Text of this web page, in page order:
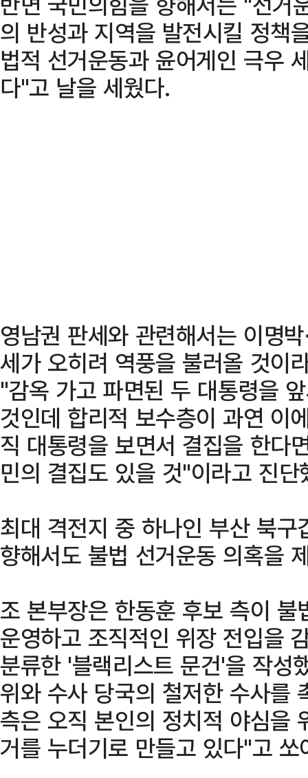
의 반성과 지역을 발전시킬 정책
법적 선거운동과 윤어게인 극우
다"고 날을 세웠다.
영남권 판세와 관련해서는 이명
세가 오히려 역풍을 불러올 것이
"감옥 가고 파면된 두 대통령을
것인데 합리적 보수층이 과연 이
직 대통령을 보면서 결집을 한다
민의 결집도 있을 것"이라고 진단
최대 격전지 중 하나인 부산 북
향해서도 불법 선거운동 의혹을
조 본부장은 한동훈 후보 측이 불
운영하고 조직적인 위장 전입을
분류한 '블랙리스트 문건'을 작성
위와 수사 당국의 철저한 수사를
측은 오직 본인의 정치적 야심을
거를 누더기로 만들고 있다"고 쏘